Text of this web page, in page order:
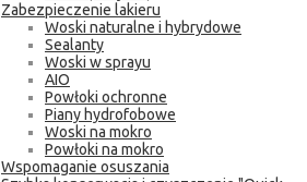
Zabezpieczenie lakieru
Woski naturalne i hybrydowe
Sealanty
Woski w sprayu
AIO
Powłoki ochronne
Piany hydrofobowe
Woski na mokro
Powłoki na mokro
Wspomaganie osuszania